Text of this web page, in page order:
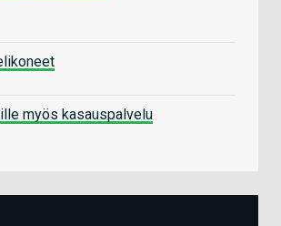
myös kasauspalvelu